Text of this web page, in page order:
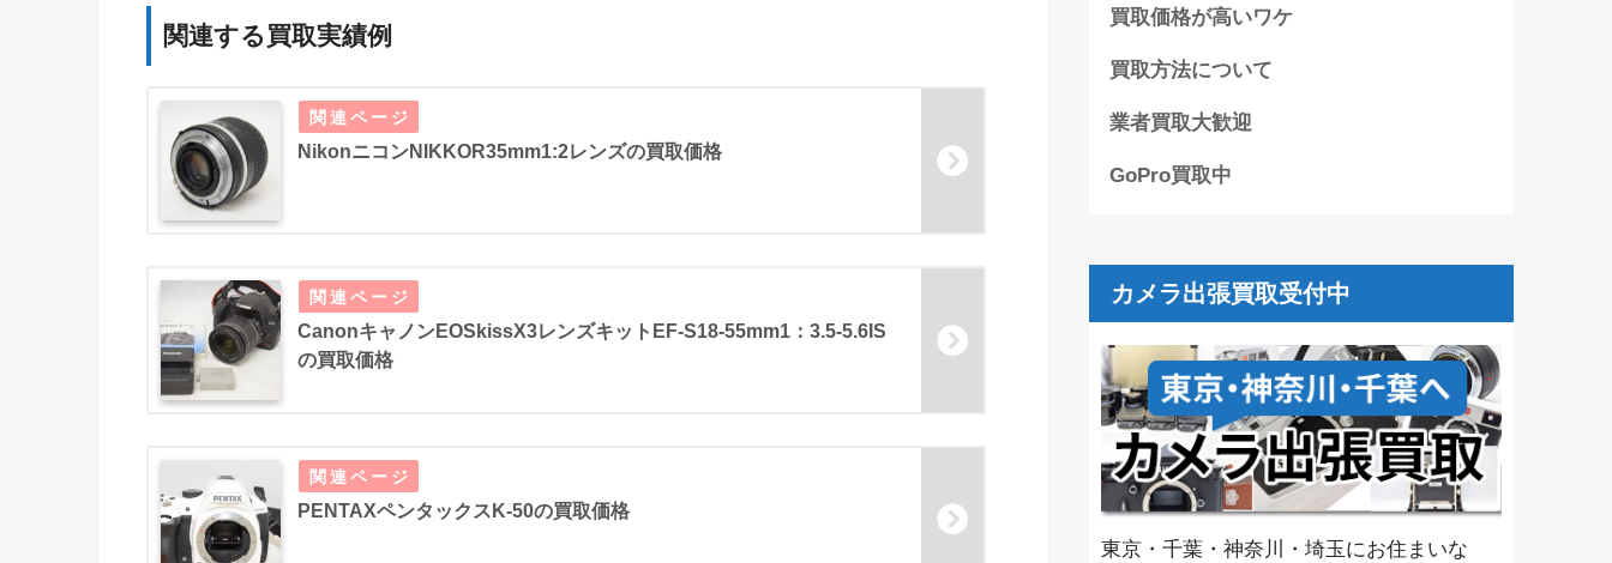
関連する買取実績例
NikonニコンNIKKOR35mm1:2レンズの買取価格
CanonキャノンEOSkissX3レンズキットEF-S18-55mm1：3.5-5.6IS
の買取価格
PENTAXペンタックスK-50の買取価格
買取価格が高いワケ
買取方法について
業者買取大歓迎
GoPro買取中
カメラ出張買取受付中
東京・千葉・神奈川・埼玉にお住まいな